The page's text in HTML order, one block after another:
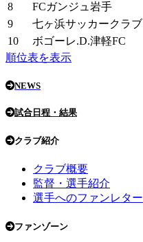
8
FCガンジュ岩手
9
七ヶ浜サッカークラブ
10
ボゴーレ.D.津軽FC
順位表を表示
NEWS
試合日程・結果
クラブ紹介
クラブ概要
監督・選手紹介
選手へのファンレター
ファンゾーン